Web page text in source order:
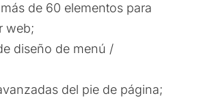
de 60 elementos para
web;
diseño de menú /
del pie de página;